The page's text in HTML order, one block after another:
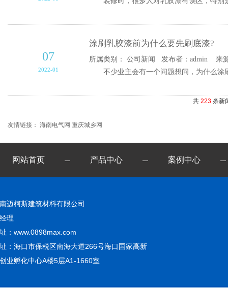
07
2022-01
涂刷乳胶漆前为什么要先刷底漆?
所属类别： 公司新闻 发布者：admin 来
不少业主会有一个问题想问，为什么涂
共 223 条新
友情链接： 海南电气网 重庆城乡网
网站首页 — 产品中心 — 案例中心 —
迈柯斯建筑材料有限公司
理
：www.0898max.com
：海口市保税区南海大道266号海口国家高新
业孵化中心A楼5层A1-1660室